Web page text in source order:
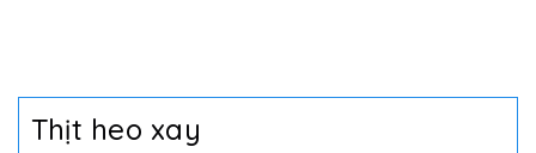
Thịt heo xay